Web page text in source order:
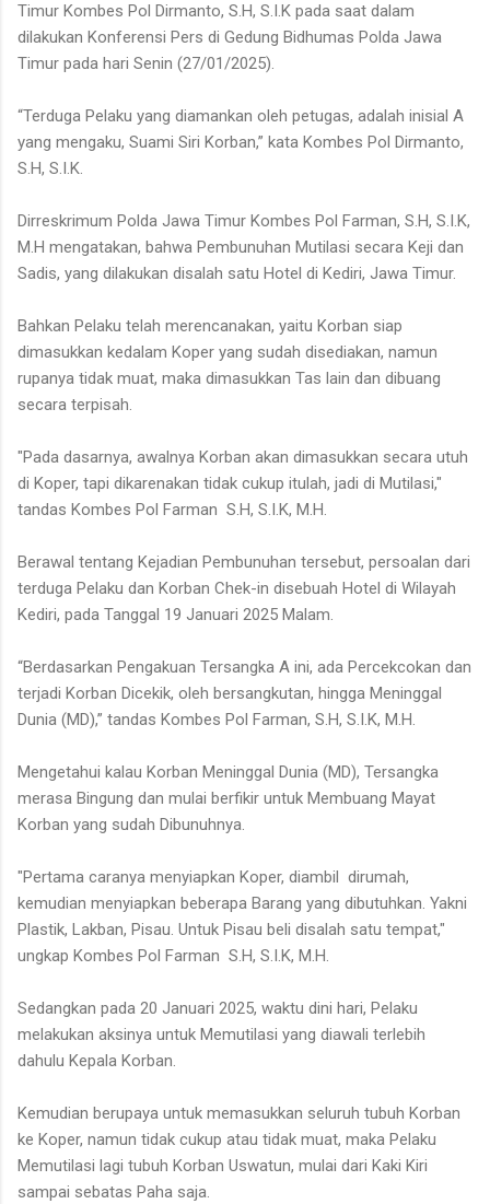
Timur Kombes Pol Dirmanto, S.H, S.I.K pada saat dalam
dilakukan Konferensi Pers di Gedung Bidhumas Polda Jawa
Timur pada hari Senin (27/01/2025).
“Terduga Pelaku yang diamankan oleh petugas, adalah inisial A
yang mengaku, Suami Siri Korban,” kata Kombes Pol Dirmanto,
S.H, S.I.K.
Dirreskrimum Polda Jawa Timur Kombes Pol Farman, S.H, S.I.K,
M.H mengatakan, bahwa Pembunuhan Mutilasi secara Keji dan
Sadis, yang dilakukan disalah satu Hotel di Kediri, Jawa Timur.
Bahkan Pelaku telah merencanakan, yaitu Korban siap
dimasukkan kedalam Koper yang sudah disediakan, namun
rupanya tidak muat, maka dimasukkan Tas lain dan dibuang
secara terpisah.
"Pada dasarnya, awalnya Korban akan dimasukkan secara utuh
di Koper, tapi dikarenakan tidak cukup itulah, jadi di Mutilasi,"
tandas Kombes Pol Farman S.H, S.I.K, M.H.
Berawal tentang Kejadian Pembunuhan tersebut, persoalan dari
terduga Pelaku dan Korban Chek-in disebuah Hotel di Wilayah
Kediri, pada Tanggal 19 Januari 2025 Malam.
“Berdasarkan Pengakuan Tersangka A ini, ada Percekcokan dan
terjadi Korban Dicekik, oleh bersangkutan, hingga Meninggal
Dunia (MD),” tandas Kombes Pol Farman, S.H, S.I.K, M.H.
Mengetahui kalau Korban Meninggal Dunia (MD), Tersangka
merasa Bingung dan mulai berfikir untuk Membuang Mayat
Korban yang sudah Dibunuhnya.
"Pertama caranya menyiapkan Koper, diambil dirumah,
kemudian menyiapkan beberapa Barang yang dibutuhkan. Yakni
Plastik, Lakban, Pisau. Untuk Pisau beli disalah satu tempat,"
ungkap Kombes Pol Farman S.H, S.I.K, M.H.
Sedangkan pada 20 Januari 2025, waktu dini hari, Pelaku
melakukan aksinya untuk Memutilasi yang diawali terlebih
dahulu Kepala Korban.
Kemudian berupaya untuk memasukkan seluruh tubuh Korban
ke Koper, namun tidak cukup atau tidak muat, maka Pelaku
Memutilasi lagi tubuh Korban Uswatun, mulai dari Kaki Kiri
sampai sebatas Paha saja.